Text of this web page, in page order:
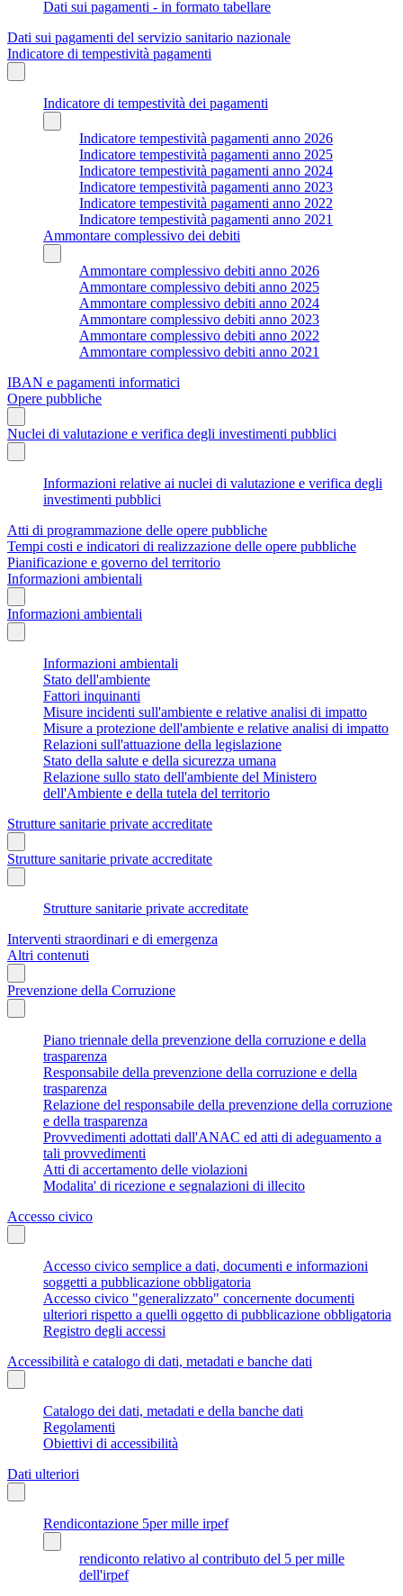
Dati sui pagamenti - in formato tabellare
Dati sui pagamenti del servizio sanitario nazionale
Indicatore di tempestività pagamenti
Indicatore di tempestività dei pagamenti
Indicatore tempestività pagamenti anno 2026
Indicatore tempestività pagamenti anno 2025
Indicatore tempestività pagamenti anno 2024
Indicatore tempestività pagamenti anno 2023
Indicatore tempestività pagamenti anno 2022
Indicatore tempestività pagamenti anno 2021
Ammontare complessivo dei debiti
Ammontare complessivo debiti anno 2026
Ammontare complessivo debiti anno 2025
Ammontare complessivo debiti anno 2024
Ammontare complessivo debiti anno 2023
Ammontare complessivo debiti anno 2022
Ammontare complessivo debiti anno 2021
IBAN e pagamenti informatici
Opere pubbliche
Nuclei di valutazione e verifica degli investimenti pubblici
Informazioni relative ai nuclei di valutazione e verifica degli
investimenti pubblici
Atti di programmazione delle opere pubbliche
Tempi costi e indicatori di realizzazione delle opere pubbliche
Pianificazione e governo del territorio
Informazioni ambientali
Informazioni ambientali
Informazioni ambientali
Stato dell'ambiente
Fattori inquinanti
Misure incidenti sull'ambiente e relative analisi di impatto
Misure a protezione dell'ambiente e relative analisi di impatto
Relazioni sull'attuazione della legislazione
Stato della salute e della sicurezza umana
Relazione sullo stato dell'ambiente del Ministero
dell'Ambiente e della tutela del territorio
Strutture sanitarie private accreditate
Strutture sanitarie private accreditate
Strutture sanitarie private accreditate
Interventi straordinari e di emergenza
Altri contenuti
Prevenzione della Corruzione
Piano triennale della prevenzione della corruzione e della
trasparenza
Responsabile della prevenzione della corruzione e della
trasparenza
Relazione del responsabile della prevenzione della corruzione
e della trasparenza
Provvedimenti adottati dall'ANAC ed atti di adeguamento a
tali provvedimenti
Atti di accertamento delle violazioni
Modalita' di ricezione e segnalazioni di illecito
Accesso civico
Accesso civico semplice a dati, documenti e informazioni
soggetti a pubblicazione obbligatoria
Accesso civico "generalizzato" concernente documenti
ulteriori rispetto a quelli oggetto di pubblicazione obbligatoria
Registro degli accessi
Accessibilità e catalogo di dati, metadati e banche dati
Catalogo dei dati, metadati e della banche dati
Regolamenti
Obiettivi di accessibilità
Dati ulteriori
Rendicontazione 5per mille irpef
rendiconto relativo al contributo del 5 per mille
dell'irpef